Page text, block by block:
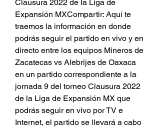
Clausura 2022 de la Liga de
Expansión MXCompartir: Aquí te
traemos la información en donde
podrás seguir el partido en vivo y en
directo entre los equipos Mineros de
Zacatecas vs Alebrijes de Oaxaca
en un partido correspondiente a la
jornada 9 del torneo Clausura 2022
de la Liga de Expansión MX que
podrás seguir en vivo por TV e
Internet, el partido se llevará a cabo